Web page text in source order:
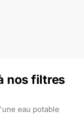
nos filtres
eau potable